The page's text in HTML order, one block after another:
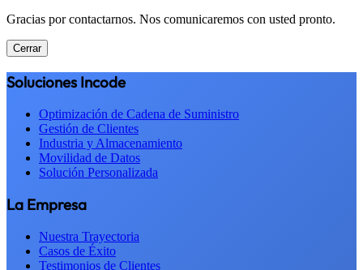
Gracias por contactarnos. Nos comunicaremos con usted pronto.
Cerrar
Soluciones Incode
Optimización de Cadena de Suministro
Gestión de Clientes
Industria y Almacenamiento
Movilidad de Datos
Solución Personalizada
La Empresa
Nuestra Trayectoria
Casos de Éxito
Testimonios de Clientes